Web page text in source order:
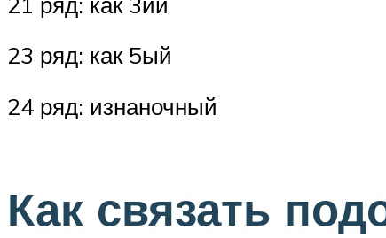
23 ряд: как 5ый
24 ряд: изнаночный
Как связать